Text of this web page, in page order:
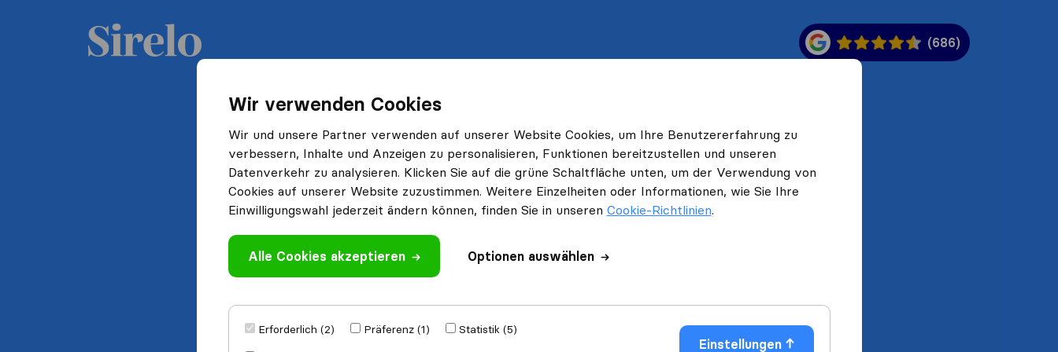
Wir verwenden Cookies
Wir und unsere Partner verwenden auf unserer Website Cookies, um Ihre Benutzererfahrung zu
verbessern, Inhalte und Anzeigen zu personalisieren, Funktionen bereitzustellen und unseren
Datenverkehr zu analysieren. Klicken Sie auf die grüne Schaltfläche unten, um der Verwendung von
Cookies auf unserer Website zuzustimmen. Weitere Einzelheiten oder Informationen, wie Sie Ihre
Einwilligungswahl jederzeit ändern können, finden Sie in unseren Cookie-Richtlinien.
Alle Cookies akzeptieren Optionen auswählen
Erforderlich (2) Präferenz (1)
Statistik (5)
Einstellungen
(686)